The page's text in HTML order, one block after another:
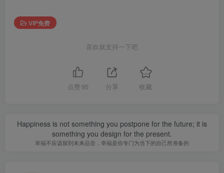
VIP免费
喜欢就支持一下吧
点赞 95 分享 收藏
Happiness is not something you postpone for the future; it is
something you design for the present.
幸福不应该留到未来品尝，幸福是你专门为当下的自己所准备的